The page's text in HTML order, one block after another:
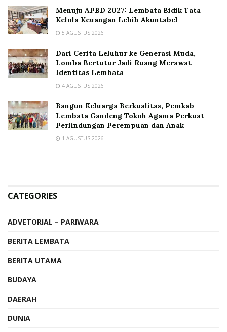
Menuju APBD 2027: Lembata Bidik Tata
Kelola Keuangan Lebih Akuntabel
5 AGUSTUS 2026
Dari Cerita Leluhur ke Generasi Muda,
Lomba Bertutur Jadi Ruang Merawat
Identitas Lembata
4 AGUSTUS 2026
Bangun Keluarga Berkualitas, Pemkab
Lembata Gandeng Tokoh Agama Perkuat
Perlindungan Perempuan dan Anak
1 AGUSTUS 2026
CATEGORIES
ADVETORIAL – PARIWARA
BERITA LEMBATA
BERITA UTAMA
BUDAYA
DAERAH
DUNIA